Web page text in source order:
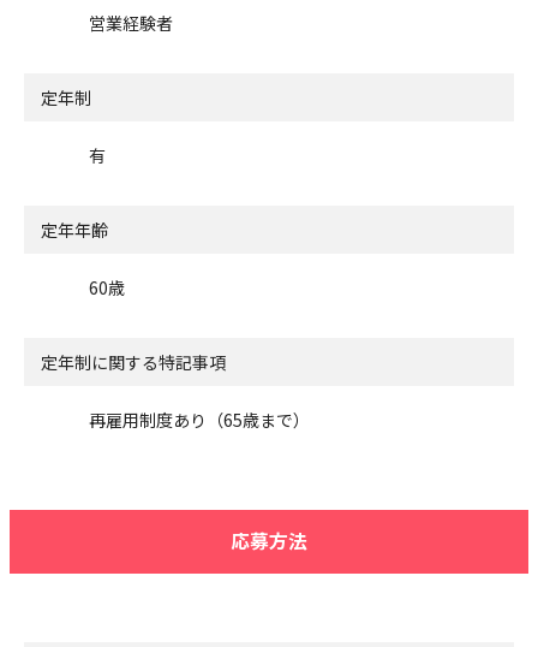
営業経験者
定年制
有
定年年齢
60歳
定年制に関する特記事項
再雇用制度あり（65歳まで）
応募方法